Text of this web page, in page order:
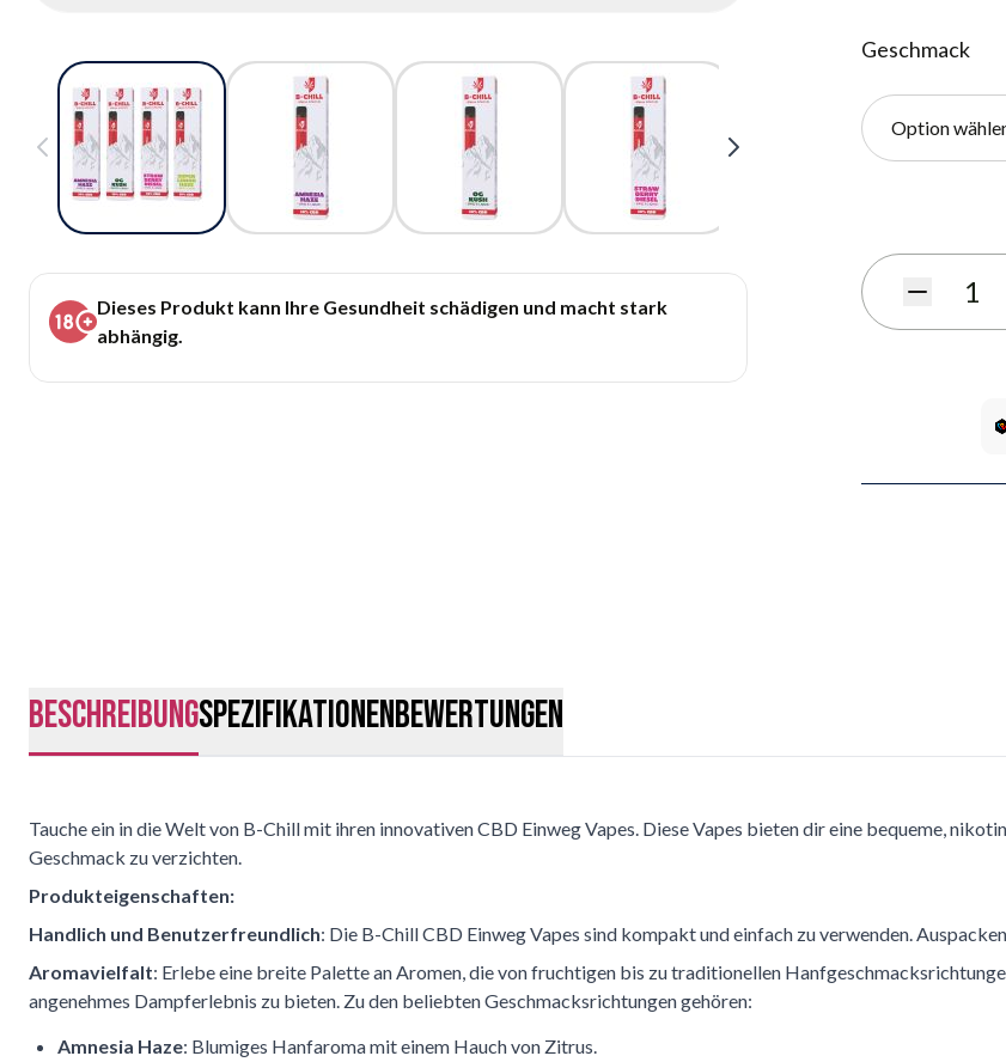
Dieses Produkt kann Ihre Gesundheit schädigen und macht stark
abhängig.
Geschmack
Option
BeschreibungSpezifikationenBewertungen
Tauche ein in die Welt von B-Chill mit ihren innovativen CBD Einweg Vapes. Diese Vapes bieten dir eine bequeme,
Geschmack zu verzichten.
Produkteigenschaften:
Handlich und Benutzerfreundlich: Die B-Chill CBD Einweg Vapes sind kompakt und einfach zu verwenden.
Aromavielfalt: Erlebe eine breite Palette an Aromen, die von fruchtigen bis zu traditionellen
angenehmes Dampferlebnis zu bieten. Zu den beliebten Geschmacksrichtungen gehören:
Amnesia Haze: Blumiges Hanfaroma mit einem Hauch von Zitrus.